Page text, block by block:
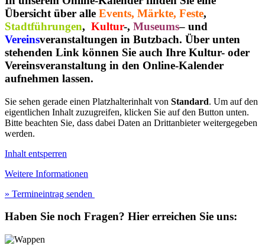
Übersicht über alle Events, Märkte, Feste,
Stadtführungen, Kultur-, Museums– und
Vereinsveranstaltungen in Butzbach. Über unten
stehenden Link können Sie auch Ihre Kultur- oder
Vereinsveranstaltung in den Online-Kalender
aufnehmen lassen.
Sie sehen gerade einen Platzhalterinhalt von Standard. Um auf den
eigentlichen Inhalt zuzugreifen, klicken Sie auf den Button unten.
Bitte beachten Sie, dass dabei Daten an Drittanbieter weitergegeben
werden.
Inhalt entsperren
Weitere Informationen
» Termineintrag senden
Haben Sie noch Fragen? Hier erreichen Sie uns: